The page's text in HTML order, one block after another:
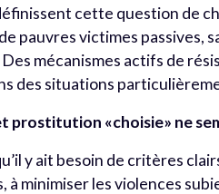
cette question de
pauvres victimes passives,
Des mécanismes actifs de
des situations
prostitution «choisie» ne
y ait besoin de critères
à minimiser les violences